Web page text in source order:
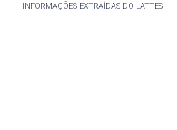
INFORMAÇÕES EXTRAÍDAS DO LATTES